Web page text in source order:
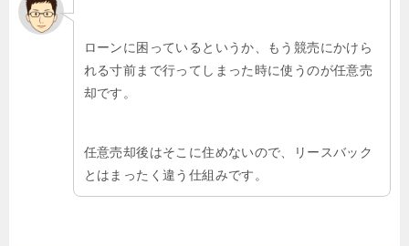
ローンに困っているというか、もう競売にかけら
れる寸前まで行ってしまった時に使うのが任意売
却です。
任意売却後はそこに住めないので、リースバック
とはまったく違う仕組みです。